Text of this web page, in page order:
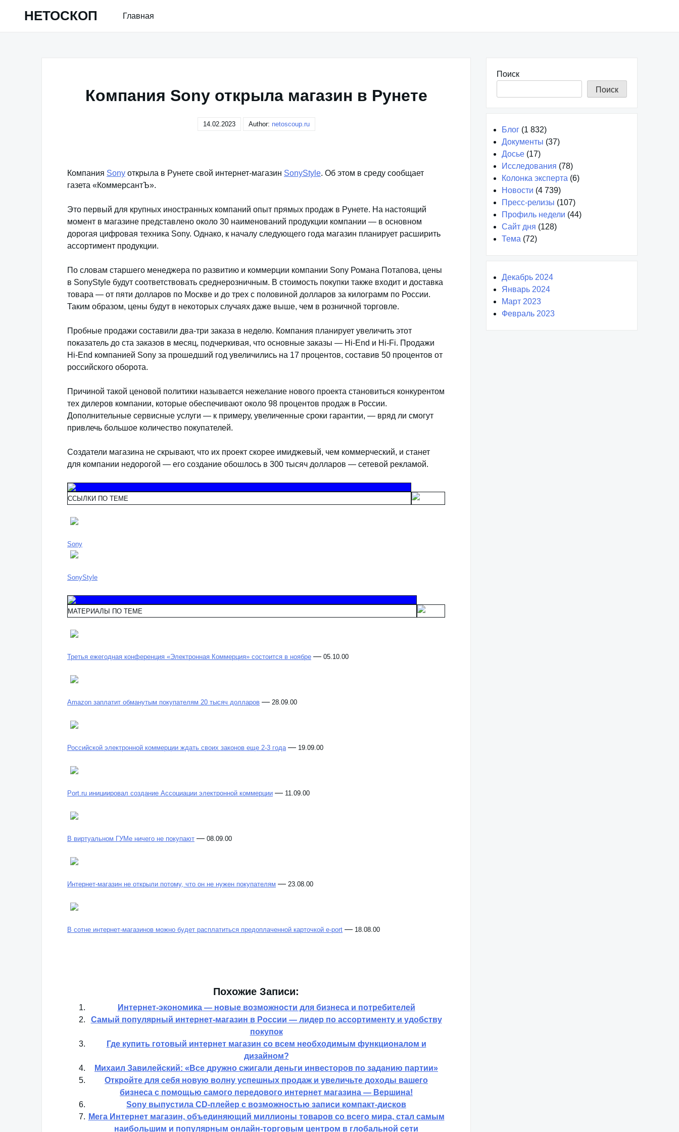
НЕТОСКОП Главная
Компания Sony открыла магазин в Рунете
14.02.2023 Author: netoscoup.ru
Компания Sony открыла в Рунете свой интернет-магазин SonyStyle. Об этом в среду сообщает
газета «КоммерсантЪ».
Это первый для крупных иностранных компаний опыт прямых продаж в Рунете. На настоящий
момент в магазине представлено около 30 наименований продукции компании — в основном
дорогая цифровая техника Sony. Однако, к началу следующего года магазин планирует расширить
ассортимент продукции.
По словам старшего менеджера по развитию и коммерции компании Sony Романа Потапова, цены
в SonyStyle будут соответствовать среднерозничным. В стоимость покупки также входит и доставка
товара — от пяти долларов по Москве и до трех с половиной долларов за килограмм по России.
Таким образом, цены будут в некоторых случаях даже выше, чем в розничной торговле.
Пробные продажи составили два-три заказа в неделю. Компания планирует увеличить этот
показатель до ста заказов в месяц, подчеркивая, что основные заказы — Hi-End и Hi-Fi. Продажи
Hi-End компанией Sony за прошедший год увеличились на 17 процентов, составив 50 процентов от
российского оборота.
Причиной такой ценовой политики называется нежелание нового проекта становиться конкурентом
тех дилеров компании, которые обеспечивают около 98 процентов продаж в России.
Дополнительные сервисные услуги — к примеру, увеличенные сроки гарантии, — вряд ли смогут
привлечь большое количество покупателей.
Создатели магазина не скрывают, что их проект скорее имиджевый, чем коммерческий, и станет
для компании недорогой — его создание обошлось в 300 тысяч долларов — сетевой рекламой.
ССЫЛКИ ПО ТЕМЕ
Sony
SonyStyle
МАТЕРИАЛЫ ПО ТЕМЕ
Третья ежегодная конференция «Электронная Коммерция» состоится в ноябре — 05.10.00
Amazon заплатит обманутым покупателям 20 тысяч долларов — 28.09.00
Российской электронной коммерции ждать своих законов еще 2-3 года — 19.09.00
Port.ru инициировал создание Ассоциации электронной коммерции — 11.09.00
В виртуальном ГУМе ничего не покупают — 08.09.00
Интернет-магазин не открыли потому, что он не нужен покупателям — 23.08.00
В сотне интернет-магазинов можно будет расплатиться предоплаченной карточкой e-port — 18.08.00
Похожие Записи:
Интернет-экономика — новые возможности для бизнеса и потребителей
Самый популярный интернет-магазин в России — лидер по ассортименту и удобству
покупок
Где купить готовый интернет магазин со всем необходимым функционалом и
дизайном?
Михаил Завилейский: «Все дружно сжигали деньги инвесторов по заданию партии»
Откройте для себя новую волну успешных продаж и увеличьте доходы вашего
бизнеса с помощью самого передового интернет магазина — Вершина!
Sony выпустила CD-плейер с возможностью записи компакт-дисков
Мега Интернет магазин, объединяющий миллионы товаров со всего мира, стал самым
наибольшим и популярным онлайн-торговым центром в глобальной сети
Поиск
Поиск
Блог (1 832)
Документы (37)
Досье (17)
Исследования (78)
Колонка эксперта (6)
Новости (4 739)
Пресс-релизы (107)
Профиль недели (44)
Сайт дня (128)
Тема (72)
Декабрь 2024
Январь 2024
Март 2023
Февраль 2023